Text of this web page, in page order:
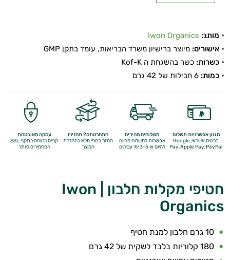
ומנוחה
שומן
משפרי
ביצועים
חלבון
גיינר
במשקל
מותג: Iwon Organics
אישורים: מיוצר ברישיון משרד הבריאות, עומד בתקן GMP
כשרות: כשר בהשגחת ה Kof-K
כמות:
מגוון אפשרויות תשלום
כרטיס אשראי, Google
Pay,Apple Pay, PayPal
משלוחים מהירים
אפשרות למשלוח מהיום
להיום או 3-5 ימי עסקים
התחרטתם? תחזירו
החזר כספי מלאבהחזרת
המוצר
עסקה מאובטחת
קנייה בטוחה בתקני SSL
המחמירים ביותר
חטיפי מקלות חלבון | Iwon
Organics
10 גרם חלבון למנת חטיף
180 קלוריות בלבד לשקית של 42 גרם